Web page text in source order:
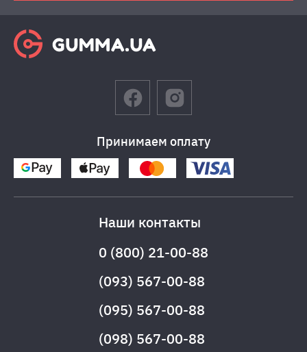
Принимаем оплату
Наши контакты
0 (800) 21-00-88
(093) 567-00-88
(095) 567-00-88
(098) 567-00-88